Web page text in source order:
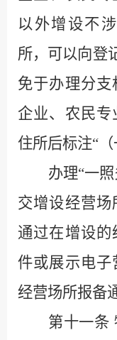
以外增设不
所，可以向登
免于办理分
企业、农民
住所后标注“
办理“一
交增设经营
通过在增设
件或展示电子
经营场所报备
第十一条